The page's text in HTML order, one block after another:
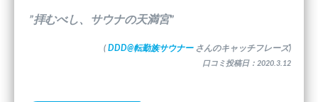
”拝むべし、サウナの天満宮”
( DDD@転勤族サウナー さんのキャッチフレーズ)
口コミ投稿日：2020.3.12